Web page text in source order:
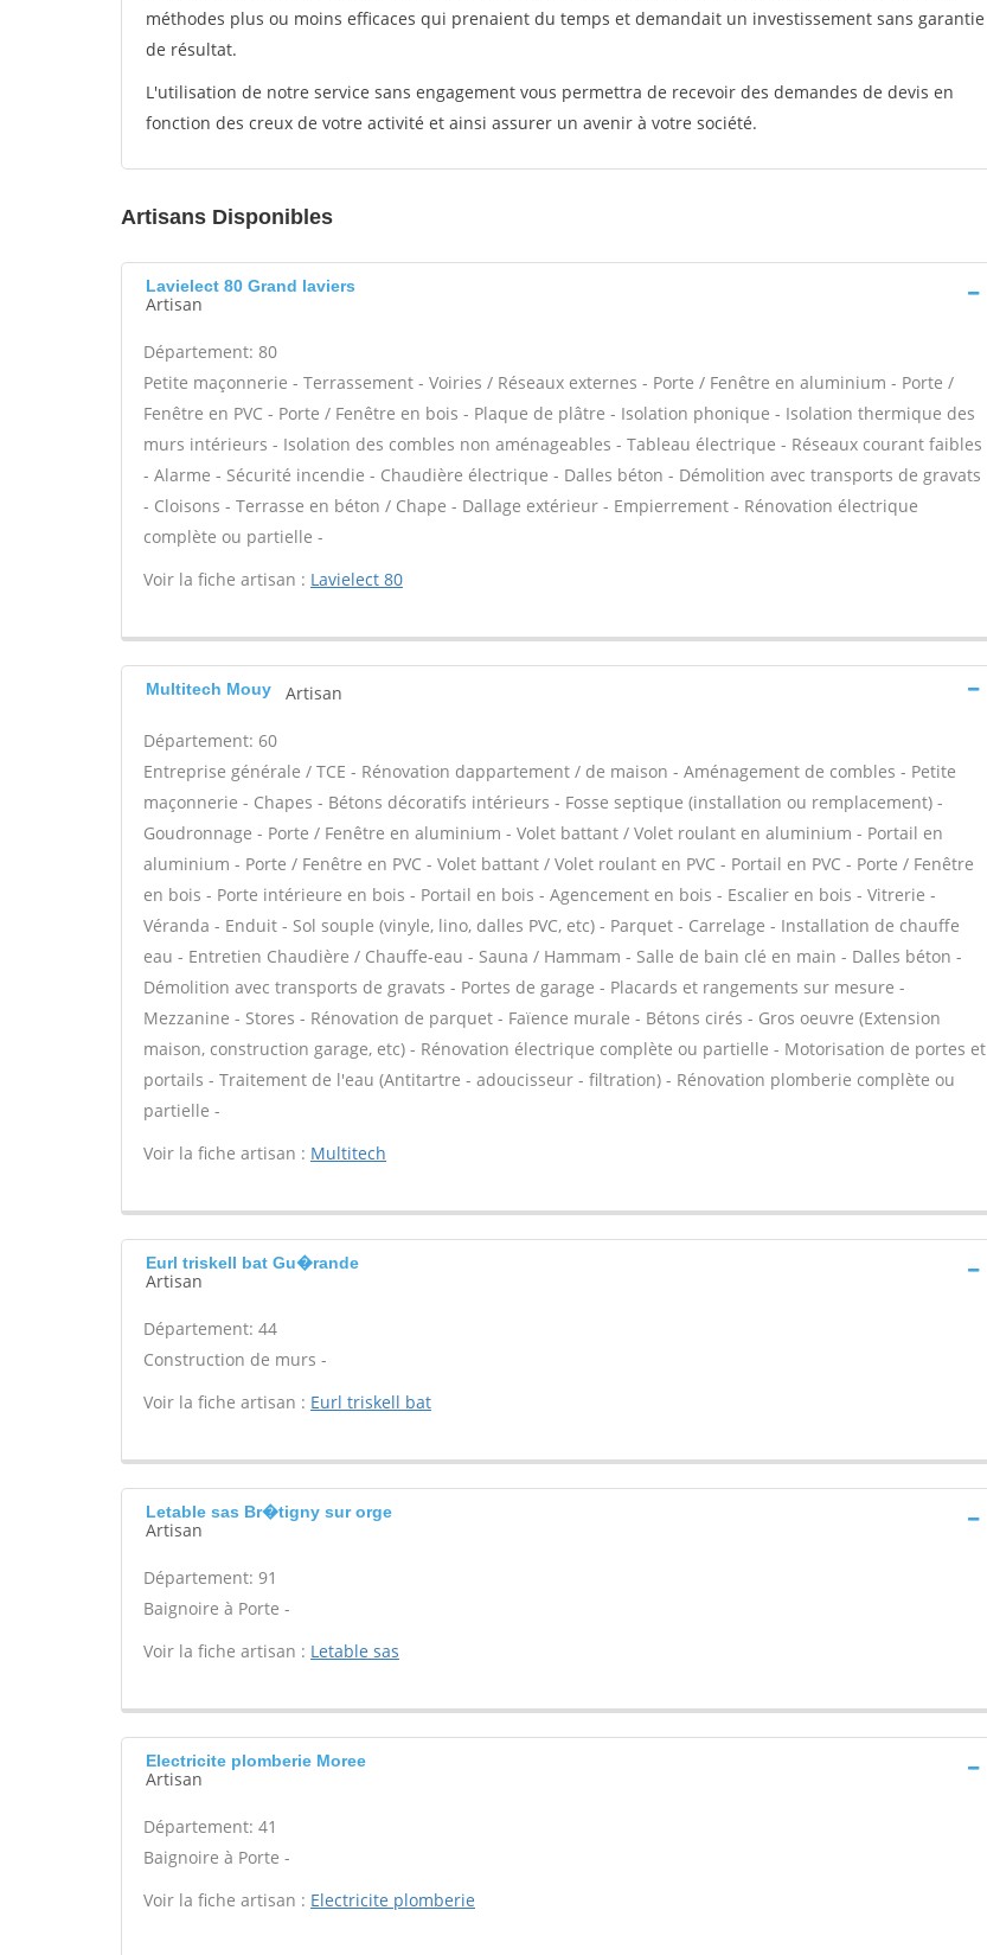
méthodes plus ou moins efficaces qui prenaient du temps et demandait un investissement sans garantie
de résultat.
L'utilisation de notre service sans engagement vous permettra de recevoir des demandes de devis en
fonction des creux de votre activité et ainsi assurer un avenir à votre société.
Artisans Disponibles
Lavielect 80 Grand laviers
Artisan
Département: 80
Petite maçonnerie - Terrassement - Voiries / Réseaux externes - Porte / Fenêtre en aluminium - Porte /
Fenêtre en PVC - Porte / Fenêtre en bois - Plaque de plâtre - Isolation phonique - Isolation thermique des
murs intérieurs - Isolation des combles non aménageables - Tableau électrique - Réseaux courant faibles
- Alarme - Sécurité incendie - Chaudière électrique - Dalles béton - Démolition avec transports de gravats
- Cloisons - Terrasse en béton / Chape - Dallage extérieur - Empierrement - Rénovation électrique
complète ou partielle -
Voir la fiche artisan : Lavielect 80
Multitech Mouy Artisan
Département: 60
Entreprise générale / TCE - Rénovation dappartement / de maison - Aménagement de combles - Petite
maçonnerie - Chapes - Bétons décoratifs intérieurs - Fosse septique (installation ou remplacement) -
Goudronnage - Porte / Fenêtre en aluminium - Volet battant / Volet roulant en aluminium - Portail en
aluminium - Porte / Fenêtre en PVC - Volet battant / Volet roulant en PVC - Portail en PVC - Porte / Fenêtre
en bois - Porte intérieure en bois - Portail en bois - Agencement en bois - Escalier en bois - Vitrerie -
Véranda - Enduit - Sol souple (vinyle, lino, dalles PVC, etc) - Parquet - Carrelage - Installation de chauffe
eau - Entretien Chaudière / Chauffe-eau - Sauna / Hammam - Salle de bain clé en main - Dalles béton -
Démolition avec transports de gravats - Portes de garage - Placards et rangements sur mesure -
Mezzanine - Stores - Rénovation de parquet - Faïence murale - Bétons cirés - Gros oeuvre (Extension
maison, construction garage, etc) - Rénovation électrique complète ou partielle - Motorisation de portes et
portails - Traitement de l'eau (Antitartre - adoucisseur - filtration) - Rénovation plomberie complète ou
partielle -
Voir la fiche artisan : Multitech
Eurl triskell bat Gu�rande
Artisan
Département: 44
Construction de murs -
Voir la fiche artisan : Eurl triskell bat
Letable sas Br�tigny sur orge
Artisan
Département: 91
Baignoire à Porte -
Voir la fiche artisan : Letable sas
Electricite plomberie Moree
Artisan
Département: 41
Baignoire à Porte -
Voir la fiche artisan : Electricite plomberie